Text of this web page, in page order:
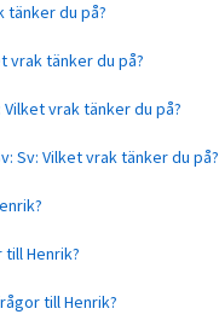
tänker du på?
vrak tänker du på?
Vilket vrak tänker du på?
Sv: Vilket vrak tänker du på?
till Henrik?
till Henrik?